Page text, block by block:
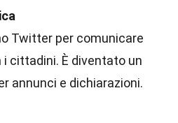
Twitter per comunicare
cittadini. È diventato un
annunci e dichiarazioni.